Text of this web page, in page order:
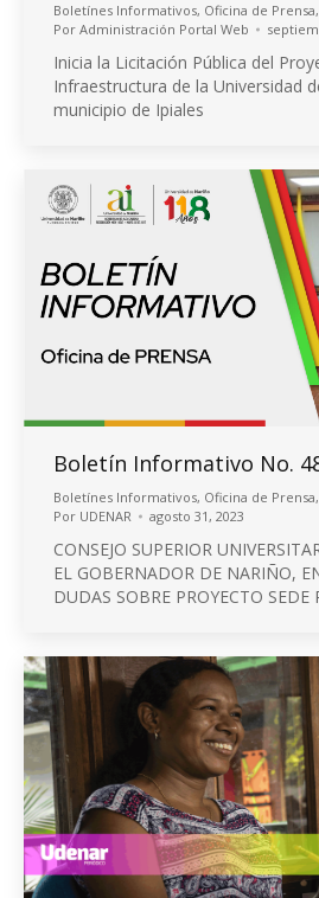
Boletínes Informativos, Oficina de Prensa,
Por Administración Portal Web
Inicia la Licitación Pública del
Infraestructura de la Universidad
municipio de Ipiales
Boletín Informativo No.
Boletínes Informativos, Oficina de Prensa,
Por UDENAR agosto 31, 2023
CONSEJO SUPERIOR
EL GOBERNADOR DE NARIÑO,
DUDAS SOBRE PROYECTO SEDE